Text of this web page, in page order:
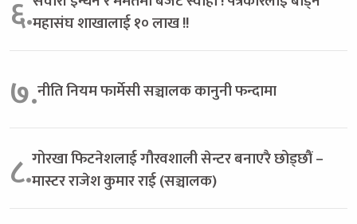
६.महासंघ शाखालाई १० लाख !!
७.नीति नियम फार्मेसी सञ्चालक कानुनी फन्दामा
८.गोरखा फिटनेशलाई गौरवशाली सेन्टर बनाएरै छोड्छौं –
मास्टर राजेश कुमार राई (सञ्चालक)